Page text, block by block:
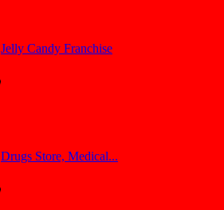
Jelly Candy Franchise
Drugs Store, Medical...